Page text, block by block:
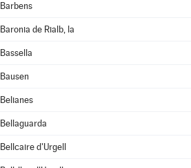
Barbens
Baronia de Rialb, la
Bassella
Bausen
Belianes
Bellaguarda
Bellcaire d'Urgell